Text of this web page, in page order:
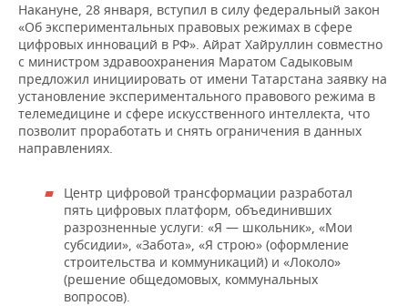
Накануне, 28 января, вступил в силу федеральный закон
«Об экспериментальных правовых режимах в сфере
цифровых инноваций в РФ». Айрат Хайруллин совместно
с министром здравоохранения Маратом Садыковым
предложил инициировать от имени Татарстана заявку на
установление экспериментального правового режима в
телемедицине и сфере искусственного интеллекта, что
позволит проработать и снять ограничения в данных
направлениях.
Центр цифровой трансформации разработал
пять цифровых платформ, объединивших
разрозненные услуги: «Я — школьник», «Мои
субсидии», «Забота», «Я строю» (оформление
строительства и коммуникаций) и «Локоло»
(решение общедомовых, коммунальных
вопросов).